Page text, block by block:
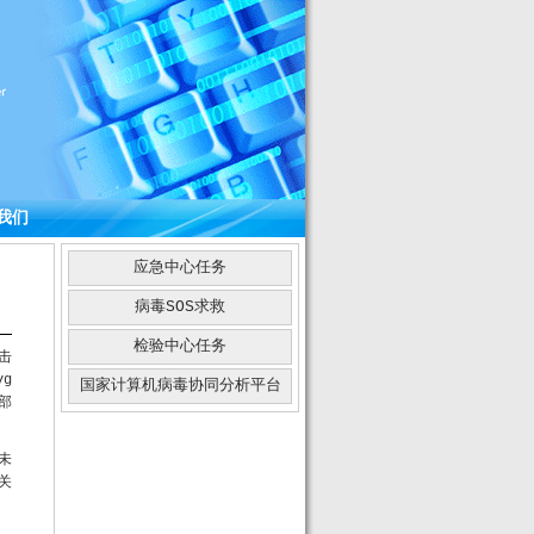
们
应急中心任务
病毒SOS求救
检验中心任务
国家计算机病毒协同分析平台